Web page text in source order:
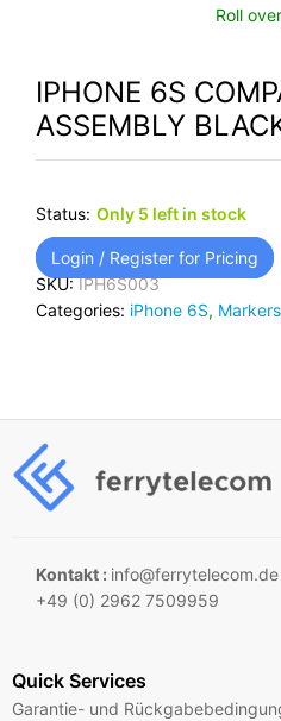
Roll
IPHONE 6S
ASSEMBLY
Status: Only 5 left in stock
Login / Register for Pricing
SKU:IPH6S003
Categories: iPhone 6S, Markers
Kontakt : info@ferrytelecom.de
+49 (0) 2962 7509959
Quick Services
Garantie- und